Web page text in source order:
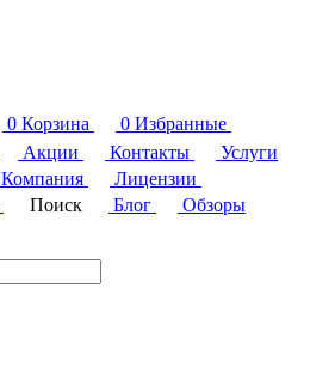
0 Корзина 0 Избранные
Акции Контакты
Услуги
Компания
Лицензии
Поиск Блог
Обзоры